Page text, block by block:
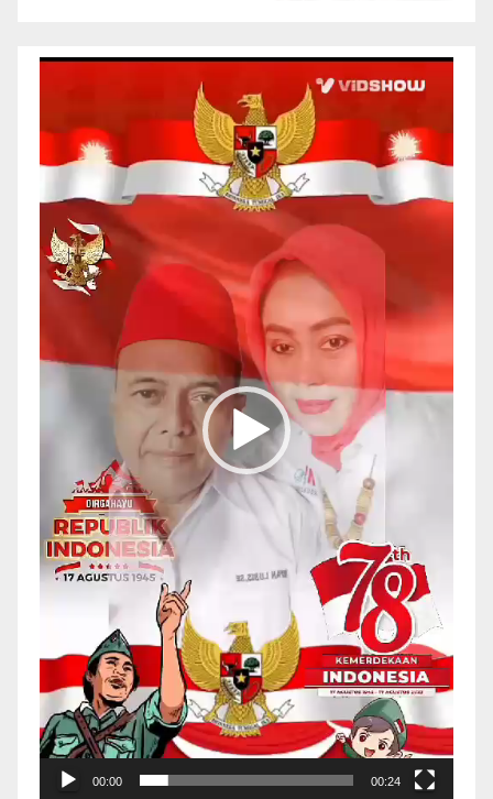
00:00 00:24